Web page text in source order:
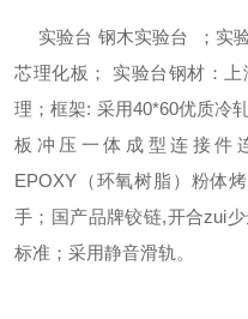
实验台 钢木实验台 ；实
芯理化板； 实验台钢材：
理；框架: 采用40*60优质冷
板冲压一体成型连接件
EPOXY（环氧树脂）粉体
手；国产品牌铰链,开合zui
标准；采用静音滑轨。